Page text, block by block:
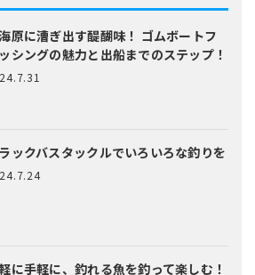
原に漕ぎ出す醍醐味！ ゴムボートフ
シングの魅力と出船までのステップ！
ックバスタックルでいろいろな釣りを
に手軽に、釣れる魚を釣って楽しむ！